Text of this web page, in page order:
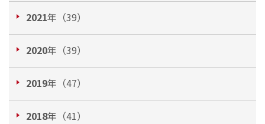
2021年（39）
2020年（39）
2019年（47）
2018年（41）